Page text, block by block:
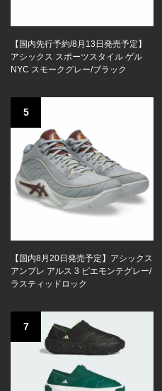
【国内先行予約/8月13日発売予定】
アシックス スポーツスタイル ゲル
NYC スモークグレー/ブラック
5
【国内8月20日発売予定】アシックス
アンプレ アルス 3 ピエモンテグレー/
ラスティッドロック
7